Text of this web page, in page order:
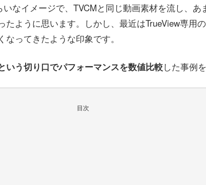
なイメージで、TVCMと同じ動画素材を流し、あ
ように思います。しかし、最近はTrueView専用
ってきたような印象です。
いう切り口でパフォーマンスを数値比較した事例
目次